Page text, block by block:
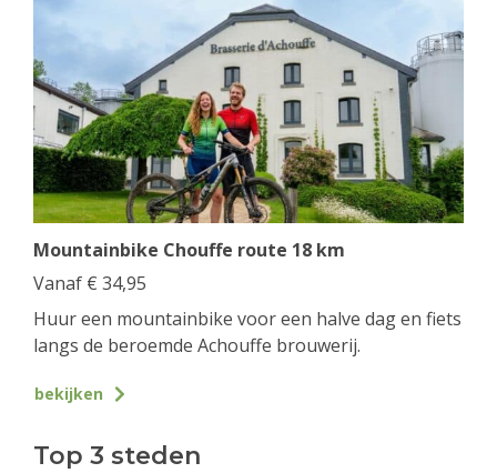
Mountainbike Chouffe route 18 km
Vanaf € 34,95
Huur een mountainbike voor een halve dag en fiets
langs de beroemde Achouffe brouwerij.
bekijken
Top 3 steden